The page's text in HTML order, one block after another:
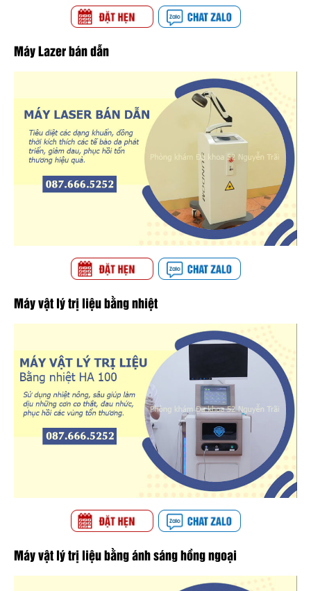
Máy Lazer bán dẫn
Máy vật lý trị liệu bằng nhiệt
Máy vật lý trị liệu bằng ánh sáng hồng ngoại